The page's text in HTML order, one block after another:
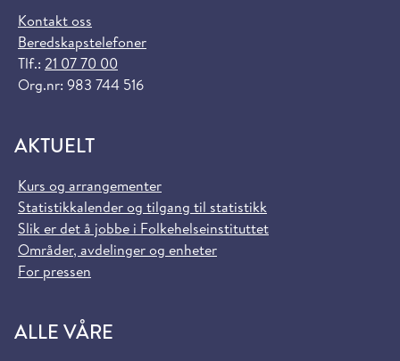
Kontakt oss
Beredskapstelefoner
Tlf.: 21 07 70 00
Org.nr: 983 744 516
AKTUELT
Kurs og arrangementer
Statistikkalender og tilgang til statistikk
Slik er det å jobbe i Folkehelseinstituttet
Områder, avdelinger og enheter
For pressen
ALLE VÅRE